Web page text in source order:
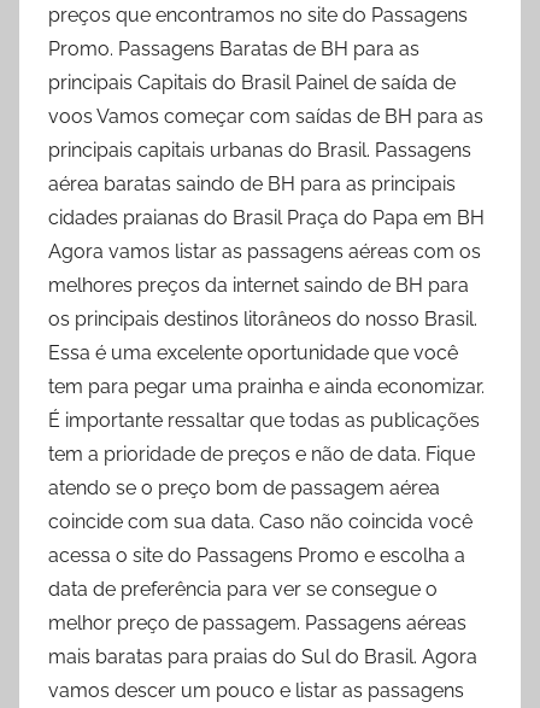
preços que encontramos no site do Passagens
Promo. Passagens Baratas de BH para as
principais Capitais do Brasil Painel de saída de
voos Vamos começar com saídas de BH para as
principais capitais urbanas do Brasil. Passagens
aérea baratas saindo de BH para as principais
cidades praianas do Brasil Praça do Papa em BH
Agora vamos listar as passagens aéreas com os
melhores preços da internet saindo de BH para
os principais destinos litorâneos do nosso Brasil.
Essa é uma excelente oportunidade que você
tem para pegar uma prainha e ainda economizar.
É importante ressaltar que todas as publicações
tem a prioridade de preços e não de data. Fique
atendo se o preço bom de passagem aérea
coincide com sua data. Caso não coincida você
acessa o site do Passagens Promo e escolha a
data de preferência para ver se consegue o
melhor preço de passagem. Passagens aéreas
mais baratas para praias do Sul do Brasil. Agora
vamos descer um pouco e listar as passagens